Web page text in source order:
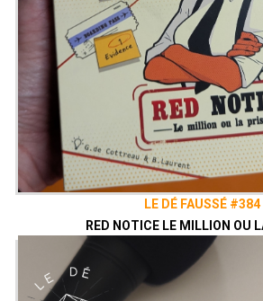
LE DÉ FAUSSÉ #384
RED NOTICE LE MILLION OU